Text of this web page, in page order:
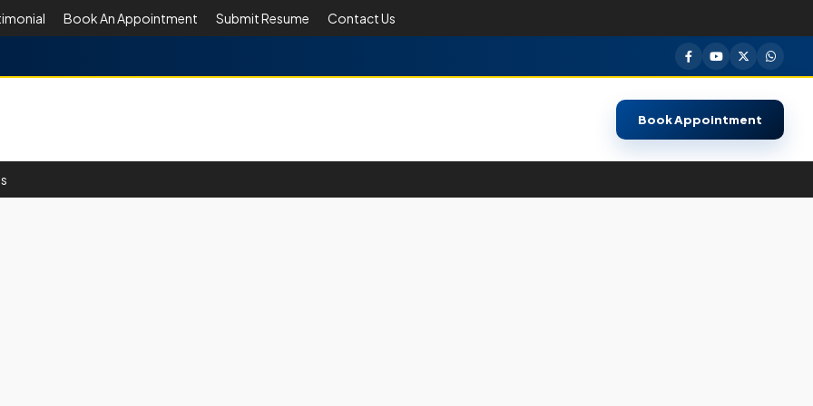
Book An Appointment Submit Resume Contact Us
Book Appointment